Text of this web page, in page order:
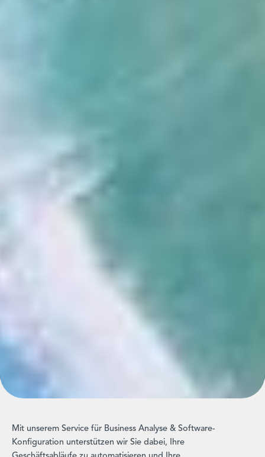
Mit unserem Service für Business Analyse & Software-
Konfiguration unterstützen wir Sie dabei, Ihre